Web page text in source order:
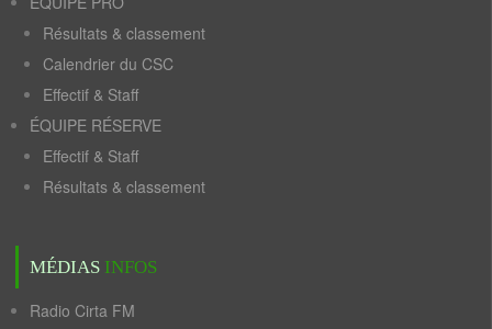
Résultats & classement
Calendrier du CSC
Effectif & Staff
ÉQUIPE RÉSERVE
Effectif & Staff
Résultats & classement
MÉDIAS INFOS
Radio Cirta FM